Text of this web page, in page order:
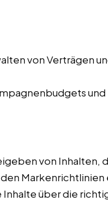
von Verträgen
und
von Inhalten,
über die